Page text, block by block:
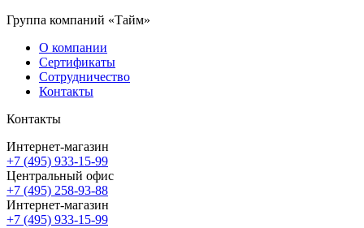
Группа компаний «Тайм»
О компании
Сертификаты
Сотрудничество
Контакты
Контакты
Интернет-магазин
+7 (495) 933-15-99
Центральный офис
+7 (495) 258-93-88
Интернет-магазин
+7 (495) 933-15-99